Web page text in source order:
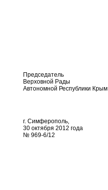
Председатель
Верховной Рады
Автономной Республики Крым
г. Симферополь,
30 октября 2012 года
№ 969-6/12